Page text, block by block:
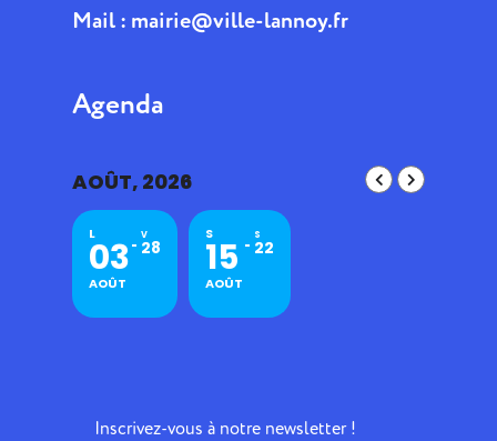
Mail : mairie@ville-lannoy.fr
Agenda
AOÛT, 2026
L
03
AOÛT
V
28
S
15
AOÛT
S
22
Inscrivez-vous à notre newsletter !